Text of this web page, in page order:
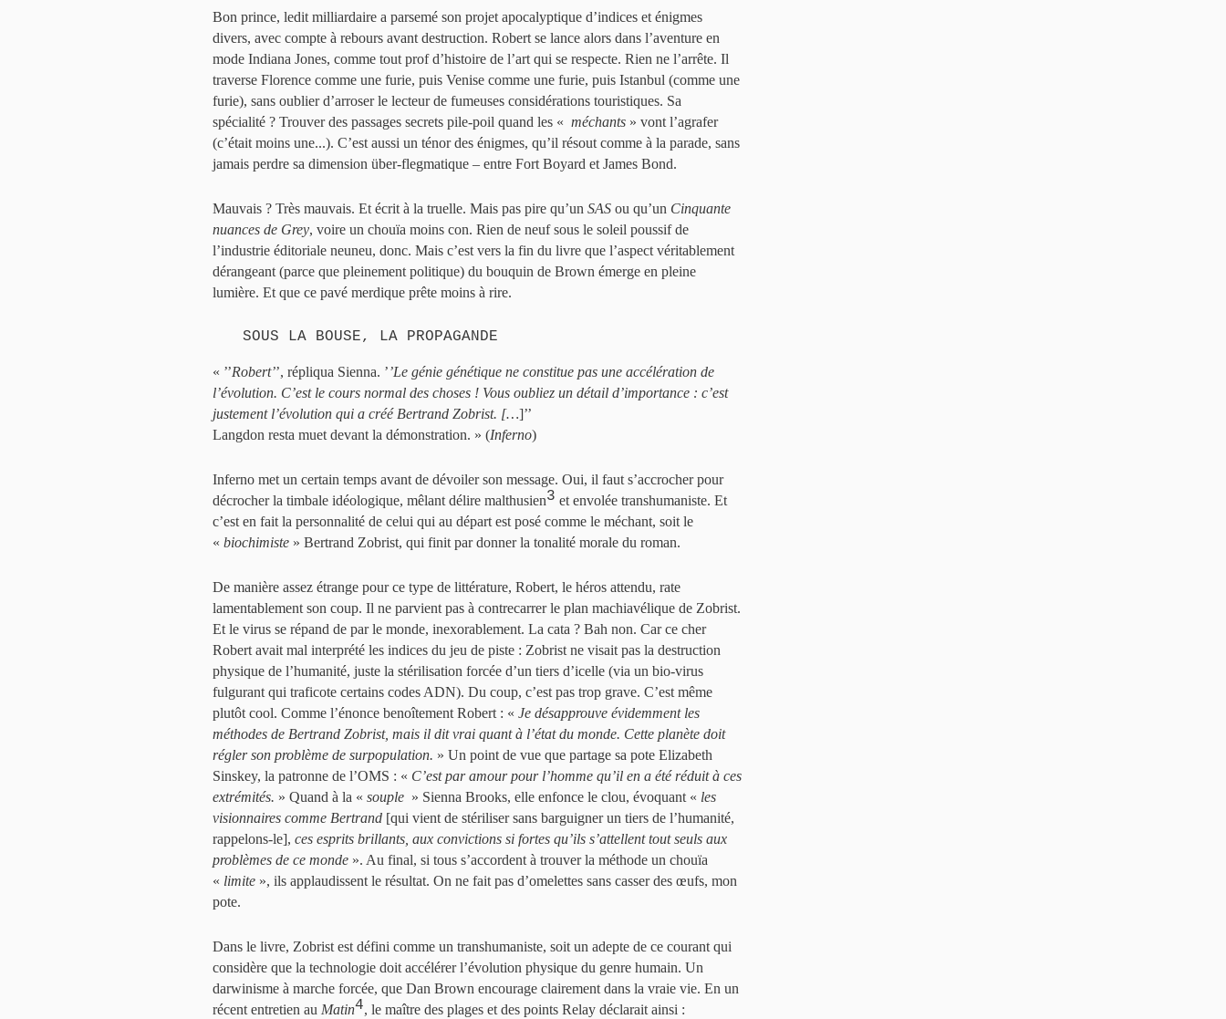
Bon prince, ledit milliardaire a parsemé son projet apocalyptique d’indices et énigmes
divers, avec compte à rebours avant destruction. Robert se lance alors dans l’aventure en
mode Indiana Jones, comme tout prof d’histoire de l’art qui se respecte. Rien ne l’arrête. Il
traverse Florence comme une furie, puis Venise comme une furie, puis Istanbul (comme une
furie), sans oublier d’arroser le lecteur de fumeuses considérations touristiques. Sa
spécialité ? Trouver des passages secrets pile-poil quand les « méchants » vont l’agrafer
(c’était moins une...). C’est aussi un ténor des énigmes, qu’il résout comme à la parade, sans
jamais perdre sa dimension über-flegmatique – entre Fort Boyard et James Bond.
Mauvais ? Très mauvais. Et écrit à la truelle. Mais pas pire qu’un SAS ou qu’un Cinquante
nuances de Grey, voire un chouïa moins con. Rien de neuf sous le soleil poussif de
l’industrie éditoriale neuneu, donc. Mais c’est vers la fin du livre que l’aspect véritablement
dérangeant (parce que pleinement politique) du bouquin de Brown émerge en pleine
lumière. Et que ce pavé merdique prête moins à rire.
SOUS LA BOUSE, LA PROPAGANDE
« ’’Robert’’, répliqua Sienna. ’’Le génie génétique ne constitue pas une accélération de
l’évolution. C’est le cours normal des choses ! Vous oubliez un détail d’importance : c’est
justement l’évolution qui a créé Bertrand Zobrist. […]’’
Langdon resta muet devant la démonstration. » (Inferno)
Inferno met un certain temps avant de dévoiler son message. Oui, il faut s’accrocher pour
décrocher la timbale idéologique, mêlant délire malthusien3 et envolée transhumaniste. Et
c’est en fait la personnalité de celui qui au départ est posé comme le méchant, soit le
« biochimiste » Bertrand Zobrist, qui finit par donner la tonalité morale du roman.
De manière assez étrange pour ce type de littérature, Robert, le héros attendu, rate
lamentablement son coup. Il ne parvient pas à contrecarrer le plan machiavélique de Zobrist.
Et le virus se répand de par le monde, inexorablement. La cata ? Bah non. Car ce cher
Robert avait mal interprété les indices du jeu de piste : Zobrist ne visait pas la destruction
physique de l’humanité, juste la stérilisation forcée d’un tiers d’icelle (via un bio-virus
fulgurant qui traficote certains codes ADN). Du coup, c’est pas trop grave. C’est même
plutôt cool. Comme l’énonce benoîtement Robert : « Je désapprouve évidemment les
méthodes de Bertrand Zobrist, mais il dit vrai quant à l’état du monde. Cette planète doit
régler son problème de surpopulation. » Un point de vue que partage sa pote Elizabeth
Sinskey, la patronne de l’OMS : « C’est par amour pour l’homme qu’il en a été réduit à ces
extrémités. » Quand à la « souple » Sienna Brooks, elle enfonce le clou, évoquant « les
visionnaires comme Bertrand [qui vient de stériliser sans barguigner un tiers de l’humanité,
rappelons-le], ces esprits brillants, aux convictions si fortes qu’ils s’attellent tout seuls aux
problèmes de ce monde ». Au final, si tous s’accordent à trouver la méthode un chouïa
« limite », ils applaudissent le résultat. On ne fait pas d’omelettes sans casser des œufs, mon
pote.
Dans le livre, Zobrist est défini comme un transhumaniste, soit un adepte de ce courant qui
considère que la technologie doit accélérer l’évolution physique du genre humain. Un
darwinisme à marche forcée, que Dan Brown encourage clairement dans la vraie vie. En un
récent entretien au Matin4, le maître des plages et des points Relay déclarait ainsi :